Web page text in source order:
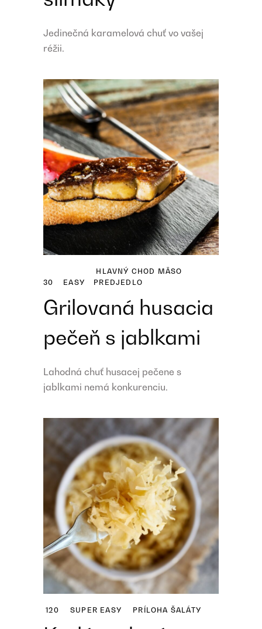
Jedinečná karamelová chuť vo vašej
réžii.
30 EASY
HLAVNÝ CHOD MÄSO
PREDJEDLO
Grilovaná husacia
pečeň s jablkami
Lahodná chuť husacej pečene s
jablkami nemá konkurenciu.
120 SUPER EASY PRÍLOHA ŠALÁTY